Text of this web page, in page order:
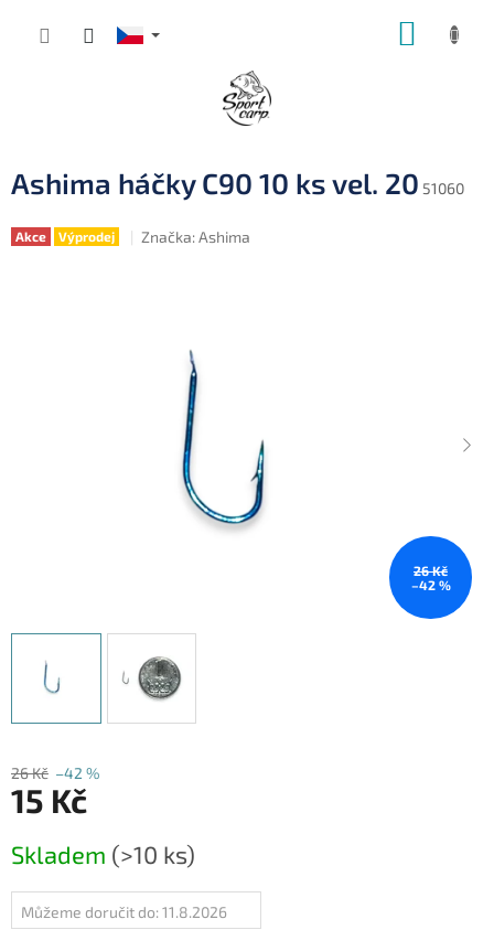
Ashima háčky C90 10 ks vel. 20 51060
Akce Výprodej Značka:Ashima
26 Kč
–42 %
26 Kč –42 %
15 Kč
cena:
Skladem (>10 ks)
Můžeme doručit do: 11.8.2026